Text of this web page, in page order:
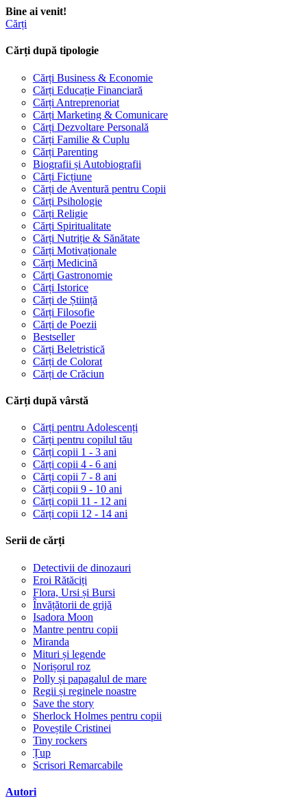
Bine ai venit!
Cărți
Cărți după tipologie
Cărți Business & Economie
Cărți Educație Financiară
Cărți Antreprenoriat
Cărți Marketing & Comunicare
Cărți Dezvoltare Personală
Cărți Familie & Cuplu
Cărți Parenting
Biografii și Autobiografii
Cărți Ficțiune
Cărți de Aventură pentru Copii
Cărți Psihologie
Cărți Religie
Cărți Spiritualitate
Cărți Nutriție & Sănătate
Cărți Motivaționale
Cărți Medicină
Cărți Gastronomie
Cărți Istorice
Cărți de Știință
Cărți Filosofie
Cărți de Poezii
Bestseller
Cărți Beletristică
Cărți de Colorat
Cărți de Crăciun
Cărți după vârstă
Cărți pentru Adolescenți
Cărți pentru copilul tău
Cărți copii 1 - 3 ani
Cărți copii 4 - 6 ani
Cărți copii 7 - 8 ani
Cărți copii 9 - 10 ani
Cărți copii 11 - 12 ani
Cărți copii 12 - 14 ani
Serii de cărți
Detectivii de dinozauri
Eroi Rătăciți
Flora, Ursi și Bursi
Învățătorii de grijă
Isadora Moon
Mantre pentru copii
Miranda
Mituri și legende
Norișorul roz
Polly și papagalul de mare
Regii și reginele noastre
Save the story
Sherlock Holmes pentru copii
Poveștile Cristinei
Tiny rockers
Țup
Scrisori Remarcabile
Autori